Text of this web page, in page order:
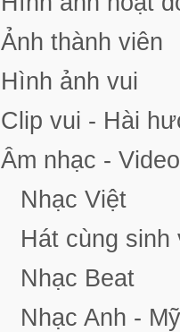
Ảnh thành viên
Hình ảnh vui
Clip vui - Hài
Âm nhạc - Video
Nhạc Việt
Hát cùng sinh
Nhạc Beat
Nhạc Anh - Mỹ